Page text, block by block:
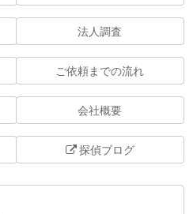
法人調査
ご依頼までの流れ
会社概要
探偵ブログ